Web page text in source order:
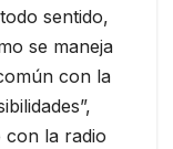
sentido,
se maneja
con la
con la radio